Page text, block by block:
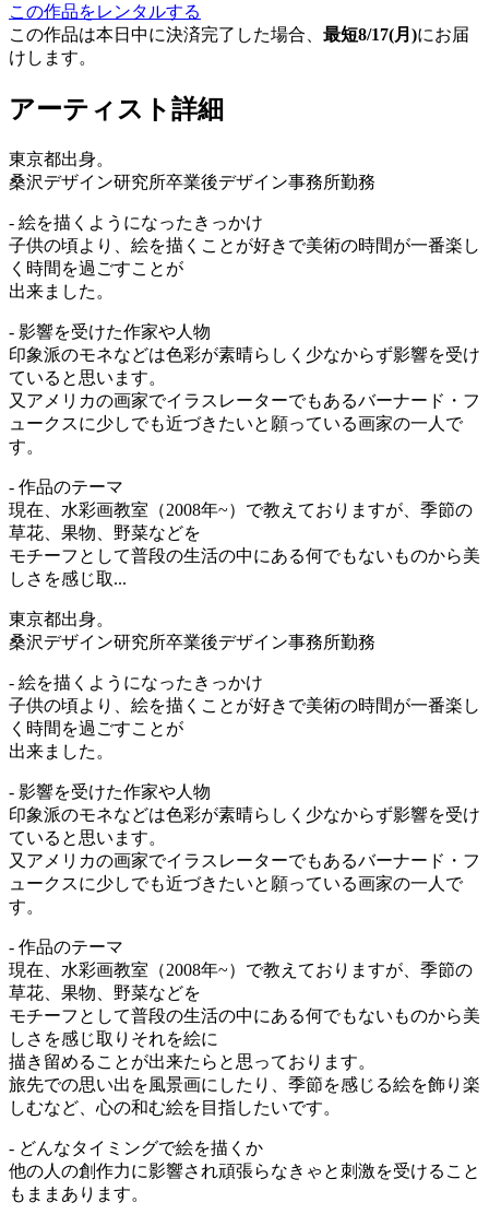
この作品をレンタルする
この作品は本日中に決済完了した場合、 最短8/17(月)にお届
けします。
アーティスト詳細
東京都出身。
桑沢デザイン研究所卒業後デザイン事務所勤務
- 絵を描くようになったきっかけ
子供の頃より、絵を描くことが好きで美術の時間が一番楽し
く時間を過ごすことが
出来ました。
- 影響を受けた作家や人物
印象派のモネなどは色彩が素晴らしく少なからず影響を受け
ていると思います。
又アメリカの画家でイラスレーターでもあるバーナード・フ
ュークスに少しでも近づきたいと願っている画家の一人で
す。
- 作品のテーマ
現在、水彩画教室（2008年~）で教えておりますが、季節の
草花、果物、野菜などを
モチーフとして普段の生活の中にある何でもないものから美
しさを感じ取...
東京都出身。
桑沢デザイン研究所卒業後デザイン事務所勤務
- 絵を描くようになったきっかけ
子供の頃より、絵を描くことが好きで美術の時間が一番楽し
く時間を過ごすことが
出来ました。
- 影響を受けた作家や人物
印象派のモネなどは色彩が素晴らしく少なからず影響を受け
ていると思います。
又アメリカの画家でイラスレーターでもあるバーナード・フ
ュークスに少しでも近づきたいと願っている画家の一人で
す。
- 作品のテーマ
現在、水彩画教室（2008年~）で教えておりますが、季節の
草花、果物、野菜などを
モチーフとして普段の生活の中にある何でもないものから美
しさを感じ取りそれを絵に
描き留めることが出来たらと思っております。
旅先での思い出を風景画にしたり、季節を感じる絵を飾り楽
しむなど、心の和む絵を目指したいです。
- どんなタイミングで絵を描くか
他の人の創作力に影響され頑張らなきゃと刺激を受けること
もままあります。